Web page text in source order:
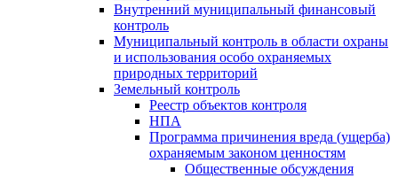
Внутренний муниципальный финансовый
контроль
Муниципальный контроль в области охраны
и использования особо охраняемых
природных территорий
Земельный контроль
Реестр объектов контроля
НПА
Программа причинения вреда (ущерба)
охраняемым законом ценностям
Общественные обсуждения